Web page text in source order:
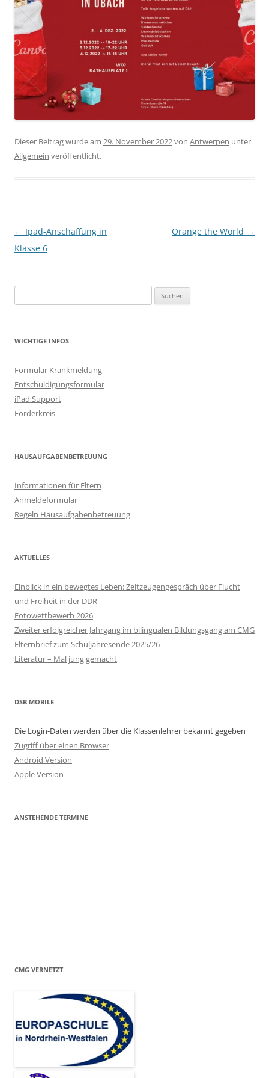
Dieser Beitrag wurde am 29. November 2022von Antwerpen unter
Allgemein veröffentlicht.
Beitragsnavigation
← Ipad-Anschaffung in
Klasse 6
Orange the World →
nach:
WICHTIGE INFOS
Formular Krankmeldung
Entschuldigungsformular
iPad Support
Förderkreis
HAUSAUFGABENBETREUUNG
Informationen für Eltern
Anmeldeformular
Regeln Hausaufgabenbetreuung
AKTUELLES
Einblick in ein bewegtes Leben: Zeitzeugengespräch über Flucht
und Freiheit in der DDR
Fotowettbewerb 2026
Zweiter erfolgreicher Jahrgang im bilingualen Bildungsgang am CMG
Elternbrief zum Schuljahresende 2025/26
Literatur – Mal jung gemacht
DSB MOBILE
Die Login-Daten werden über die Klassenlehrer bekannt gegeben
Zugriff über einen Browser
Android Version
Apple Version
ANSTEHENDE TERMINE
CMG VERNETZT